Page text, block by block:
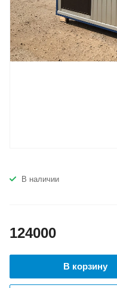
В наличии
124000
В корзину